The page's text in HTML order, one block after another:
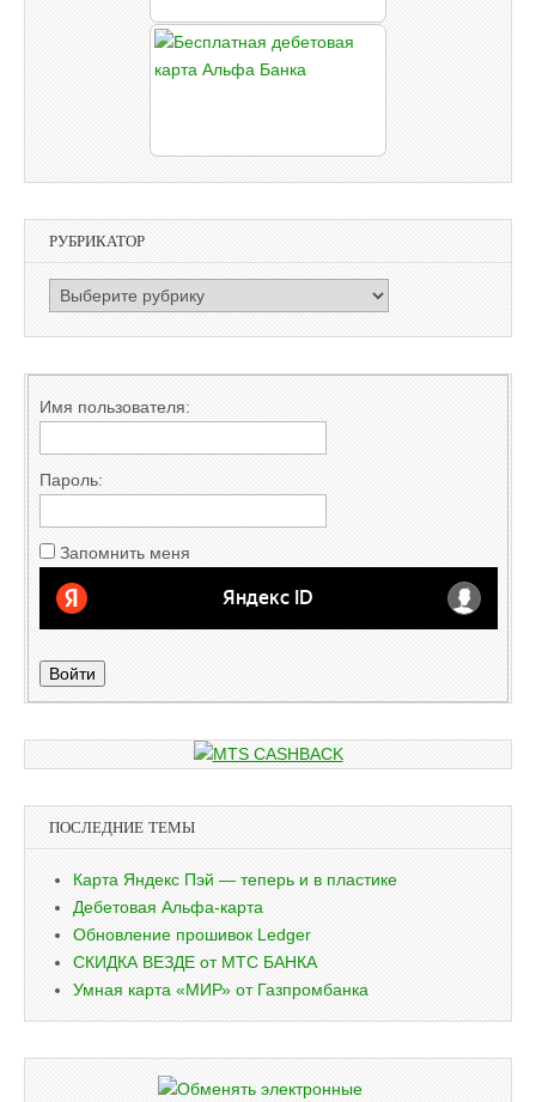
РУБРИКАТОР
РУБРИКАТОР
Имя пользователя:
Пароль:
Запомнить меня
Войти
ПОСЛЕДНИЕ ТЕМЫ
Карта Яндекс Пэй — теперь и в пластике
Дебетовая Альфа-карта
Обновление прошивок Ledger
СКИДКА ВЕЗДЕ от МТС БАНКА
Умная карта «МИР» от Газпромбанка